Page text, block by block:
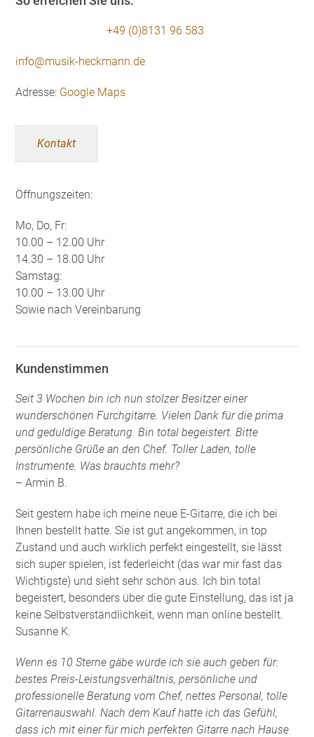
+49 (0)8131 96 583
info@musik-heckmann.de
Adresse: Google Maps
Kontakt
Öffnungszeiten:
Mo, Do, Fr:
10.00 – 12.00 Uhr
14.30 – 18.00 Uhr
Samstag:
10.00 – 13.00 Uhr
Sowie nach Vereinbarung
Kundenstimmen
Seit 3 Wochen bin ich nun stolzer Besitzer einer
wunderschönen Furchgitarre. Vielen Dank für die prima
und geduldige Beratung. Bin total begeistert. Bitte
persönliche Grüße an den Chef. Toller Laden, tolle
Instrumente. Was brauchts mehr?
– Armin B.
Seit gestern habe ich meine neue E-Gitarre, die ich bei
Ihnen bestellt hatte. Sie ist gut angekommen, in top
Zustand und auch wirklich perfekt eingestellt, sie lässt
sich super spielen, ist federleicht (das war mir fast das
Wichtigste) und sieht sehr schön aus. Ich bin total
begeistert, besonders über die gute Einstellung, das ist ja
keine Selbstverständlichkeit, wenn man online bestellt.
Susanne K.
Wenn es 10 Sterne gäbe würde ich sie auch geben für:
bestes Preis-Leistungsverhältnis, persönliche und
professionelle Beratung vom Chef, nettes Personal, tolle
Gitarrenauswahl. Nach dem Kauf hatte ich das Gefühl,
dass ich mit einer für mich perfekten Gitarre nach Hause